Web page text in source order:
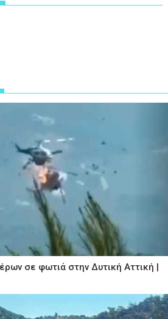
σε φωτιά στην Δυτική Αττική |